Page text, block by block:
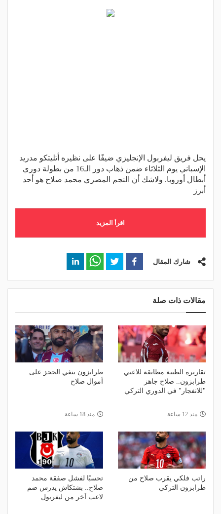
يحل فريق ليفربول الإنجليزي ضيفًا على نظيره أتليتكو مدريد
الإسباني يوم الثلاثاء ضمن ذهاب دور الـ16 من بطولة دوري
أبطال أوروبا. ولاشك أن النجم المصري محمد صلاح هو أحد
أبرز
اقرأ المزيد
شارك المقال
مقالات ذات صلة
تقاريره الطبية مطابقة للاعبي
طرابزون.. صلاح جاهز
"للانفجار" في الدوري التركي
منذ 12 ساعة
طرابزون ينفي الحجز على
أموال صلاح
منذ 18 ساعة
راتب فلكي يقرب صلاح من
طرابزون التركي
تحسبًا لفشل صفقة محمد
صلاح.. بشتكاش يدرس ضم
لاعب آخر من ليفربول